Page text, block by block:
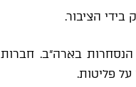
חברות
על פליטות.